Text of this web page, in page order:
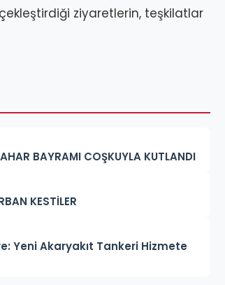
ziyaretlerin, teşkilatlar
BAYRAMI COŞKUYLA KUTLANDI
KESTİLER
Yeni Akaryakıt Tankeri Hizmete